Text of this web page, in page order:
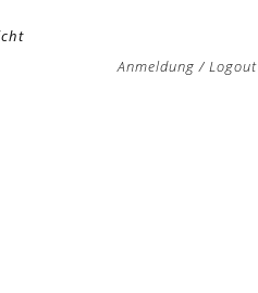
Anmeldung / Logout